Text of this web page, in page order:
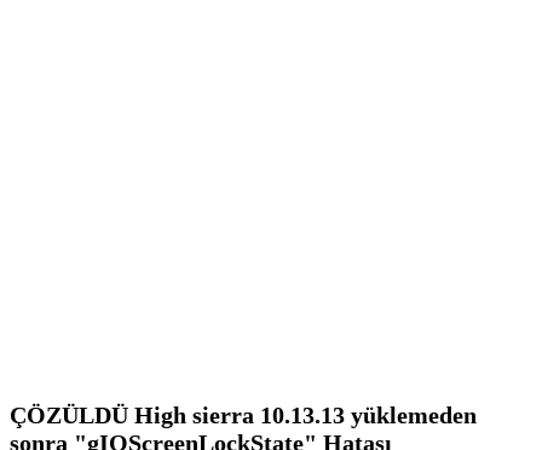
ÇÖZÜLDÜ High sierra 10.13.13 yüklemeden
sonra "gIOScreenLockState" Hatası